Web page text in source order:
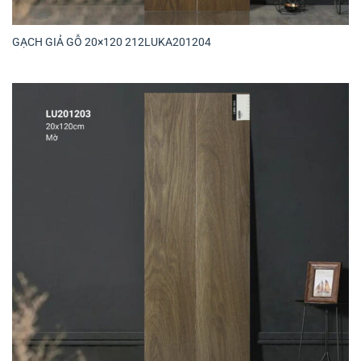
GẠCH GIẢ GỖ 20×120 212LUKA201204